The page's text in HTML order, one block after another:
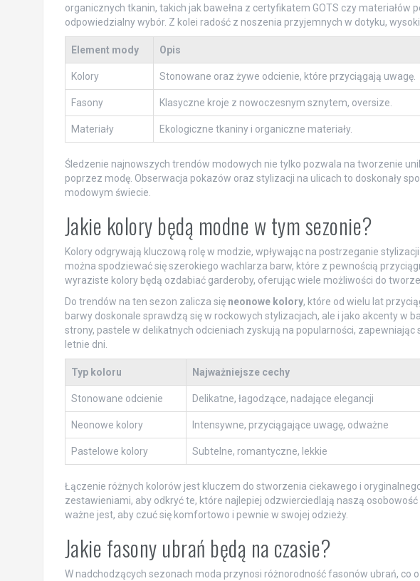
organicznych tkanin, takich jak bawełna z certyfikatem GOTS czy materiałów
odpowiedzialny wybór. Z kolei radość z noszenia przyjemnych w dotyku,
Element mody Opis
Kolory Stonowane oraz żywe odcienie, które przyciągają uwagę.
Fasony Klasyczne kroje z nowoczesnym sznytem, oversize.
Materiały Ekologiczne tkaniny i organiczne materiały.
Śledzenie najnowszych trendów modowych nie tylko pozwala na tworzenie
poprzez modę. Obserwacja pokazów oraz stylizacji na ulicach to doskonały
modowym świecie.
Jakie kolory będą modne w tym sezonie?
Kolory odgrywają kluczową rolę w modzie, wpływając na postrzeganie
można spodziewać się szerokiego wachlarza barw, które z pewnością
wyraziste kolory będą ozdabiać garderoby, oferując wiele możliwości do
Do trendów na ten sezon zalicza się neonowe kolory, które od wielu lat
barwy doskonale sprawdzą się w rockowych stylizacjach, ale i jako akcenty w
strony, pastele w delikatnych odcieniach zyskują na popularności, zapewniając
letnie dni.
Typ koloru Najważniejsze cechy
Stonowane odcienie Delikatne, łagodzące, nadające elegancji
Neonowe kolory Intensywne, przyciągające uwagę, odważne
Pastelowe kolory Subtelne, romantyczne, lekkie
Łączenie różnych kolorów jest kluczem do stworzenia ciekawego i
zestawieniami, aby odkryć te, które najlepiej odzwierciedlają naszą
ważne jest, aby czuć się komfortowo i pewnie w swojej odzieży.
Jakie fasony ubrań będą na czasie?
W nadchodzących sezonach moda przynosi różnorodność fasonów ubrań, co